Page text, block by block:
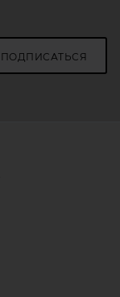
ПОДПИСАТЬСЯ